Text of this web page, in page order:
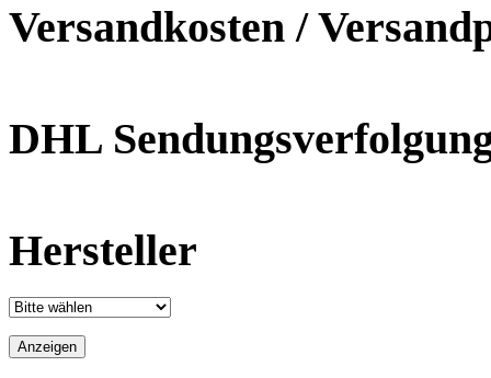
Versandkosten /
DHL
Hersteller